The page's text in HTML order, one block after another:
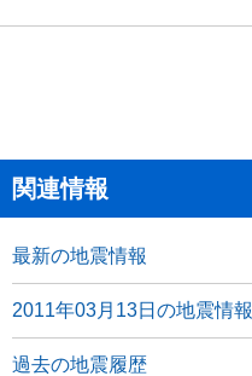
関連情報
最新の地震情報
2011年03月13日の地震情報
過去の地震履歴